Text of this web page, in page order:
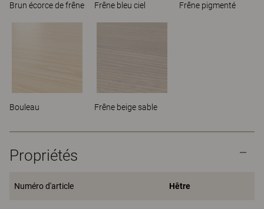
Brun écorce de frêne Frêne bleu ciel Frêne pigmenté
Bouleau Frêne beige sable
Propriétés
Numéro d'article Hêtre